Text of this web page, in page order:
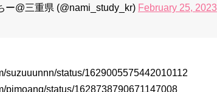
@三重県 (@nami_study_kr) February 25, 2023
suzuuunnn/status/1629005575442010112
pimoanq/status/1628738790671147008